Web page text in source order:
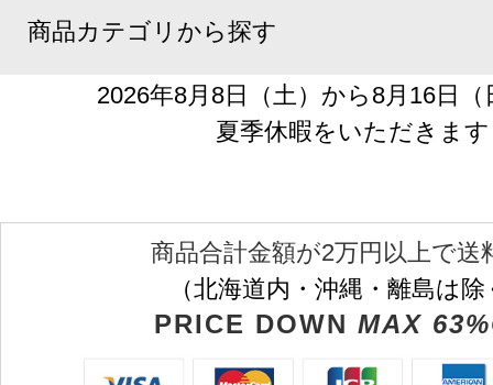
商品カテゴリから探す
2026年8月8日（土）から8月16日
夏季休暇をいただきます
商品合計金額が2万円以上で送
（北海道内・沖縄・離島は
PRICE DOWN MAX